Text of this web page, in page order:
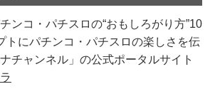
ンコ・パチスロの“おもしろがり方”10
トにパチンコ・パチスロの楽しさを伝
チャンネル」の公式ポータルサイト